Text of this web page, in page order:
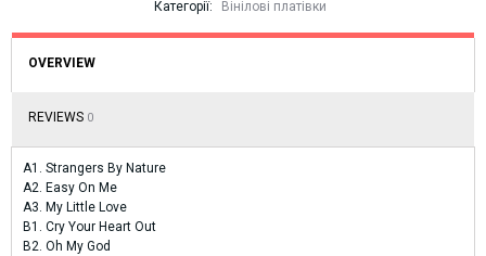
Категорії: Вінілові платівки
OVERVIEW
REVIEWS 0
A1. Strangers By Nature
A2. Easy On Me
A3. My Little Love
B1. Cry Your Heart Out
B2. Oh My God